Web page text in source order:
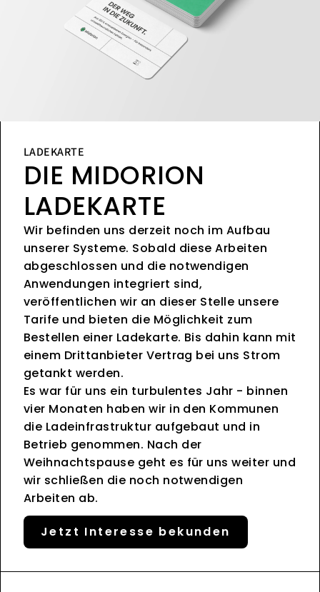
LADEKARTE
DIE MIDORION
LADEKARTE
Wir befinden uns derzeit noch im Aufbau
unserer Systeme. Sobald diese Arbeiten
abgeschlossen und die notwendigen
Anwendungen integriert sind,
veröffentlichen wir an dieser Stelle unsere
Tarife und bieten die Möglichkeit zum
Bestellen einer Ladekarte. Bis dahin kann mit
einem Drittanbieter Vertrag bei uns Strom
getankt werden.
Es war für uns ein turbulentes Jahr - binnen
vier Monaten haben wir in den Kommunen
die Ladeinfrastruktur aufgebaut und in
Betrieb genommen. Nach der
Weihnachtspause geht es für uns weiter und
wir schließen die noch notwendigen
Arbeiten ab.
Jetzt Interesse bekunden